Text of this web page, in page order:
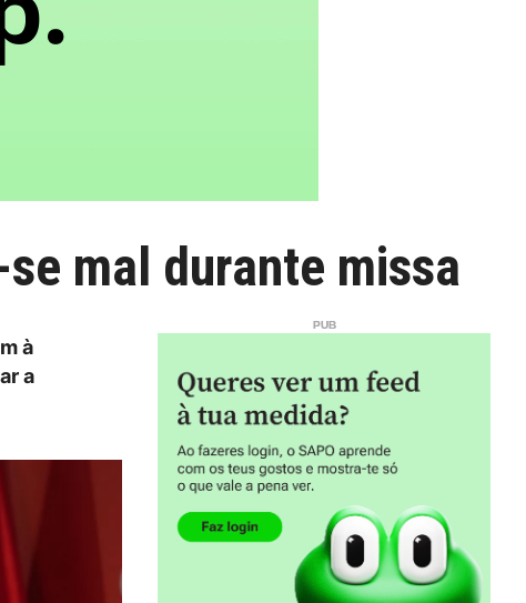
mal durante missa
à
a